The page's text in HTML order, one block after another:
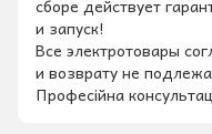
сборе действует
и запуск!
Все электротовары
и возврату не
Професійна